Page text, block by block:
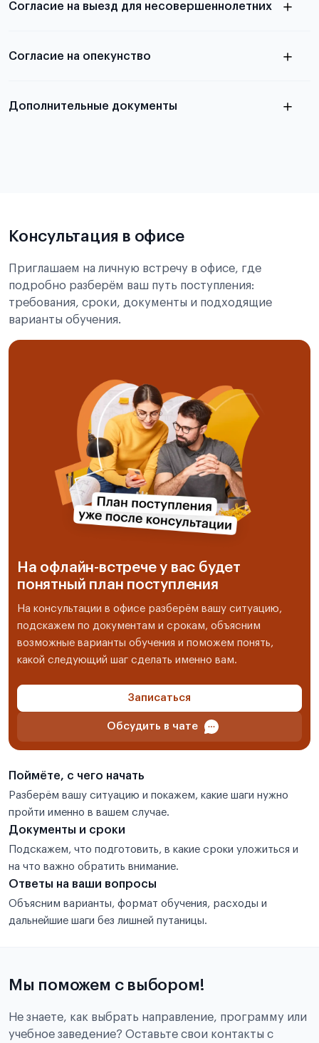
Согласие на выезд для несовершеннолетних
Согласие на опекунство
Дополнительные документы
Консультация в офисе
Приглашаем на личную встречу в офисе, где
подробно разберём ваш путь поступления:
требования, сроки, документы и подходящие
варианты обучения.
На офлайн-встрече у вас будет
понятный план поступления
На консультации в офисе разберём вашу ситуацию,
подскажем по документам и срокам, объясним
возможные варианты обучения и поможем понять,
какой следующий шаг сделать именно вам.
Записаться
Обсудить в чате
Поймёте, с чего начать
Разберём вашу ситуацию и покажем, какие шаги нужно
пройти именно в вашем случае.
Документы и сроки
Подскажем, что подготовить, в какие сроки уложиться и
на что важно обратить внимание.
Ответы на ваши вопросы
Объясним варианты, формат обучения, расходы и
дальнейшие шаги без лишней путаницы.
Мы поможем с выбором!
Не знаете, как выбрать направление, программу или
учебное заведение? Оставьте свои контакты с